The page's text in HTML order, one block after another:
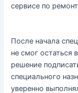
сервисе по
После начала
не смог остаться
решение
специального
уверенно